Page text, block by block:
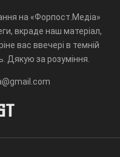
на «Форпост.Медіа»
вкраде наш матеріал,
вас ввечері в темній
Дякую за розуміння.